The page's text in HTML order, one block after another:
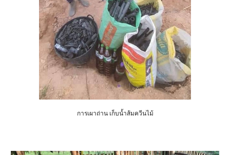
การเผาถ่าน เก็บน้ำส้มควีนไม้